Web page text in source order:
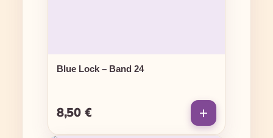
Blue Lock – Band 24
Regulärer Preis:
8,50 €